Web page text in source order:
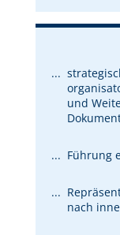
und
Führung
nach